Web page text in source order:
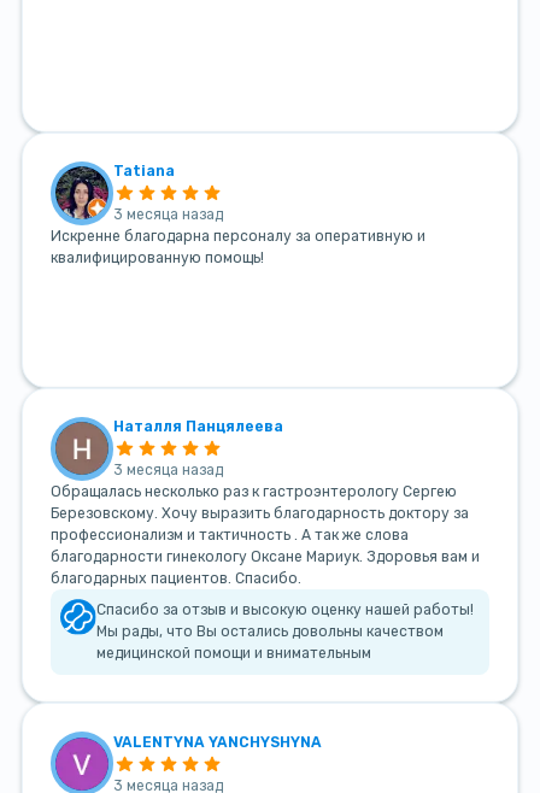
Tatiana
3 месяца назад
Искренне благодарна персоналу за оперативную и
квалифицированную помощь!
Наталля Панцялеева
3 месяца назад
Обращалась несколько раз к гастроэнтерологу Сергею
Березовскому. Хочу выразить благодарность доктору за
профессионализм и тактичность . А так же слова
благодарности гинекологу Оксане Мариук. Здоровья вам и
благодарных пациентов. Спасибо.
Спасибо за отзыв и высокую оценку нашей работы!
Мы рады, что Вы остались довольны качеством
медицинской помощи и внимательным
VALENTYNA YANCHYSHYNA
3 месяца назад